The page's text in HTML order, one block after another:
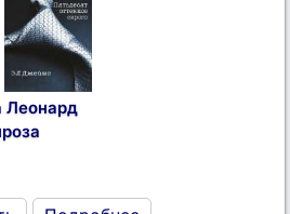
Леонард